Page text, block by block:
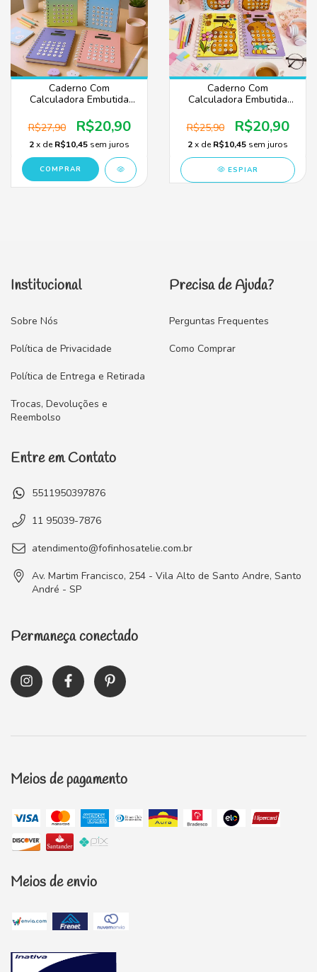
Caderno Com
Calculadora Embutida
Degradê - Anotações
Cálculos No Mesmo
Lugar
R$27,90 R$20,90
2x deR$10,45 sem juros
COMPRAR
Caderno Com
Calculadora Embutida
Capivara – Anotações +
Cálculos no Mesmo
Lugar
R$25,90 R$20,90
2x deR$10,45 sem juros
ESPIAR
Institucional
Sobre Nós
Política de Privacidade
Política de Entrega e Retirada
Trocas, Devoluções e
Reembolso
Precisa de Ajuda?
Perguntas Frequentes
Como Comprar
Entre em Contato
5511950397876
11 95039-7876
atendimento@fofinhosatelie.com.br
Av. Martim Francisco, 254 - Vila Alto de Santo Andre, Santo
André - SP
Permaneça conectado
Meios de pagamento
Meios de envio